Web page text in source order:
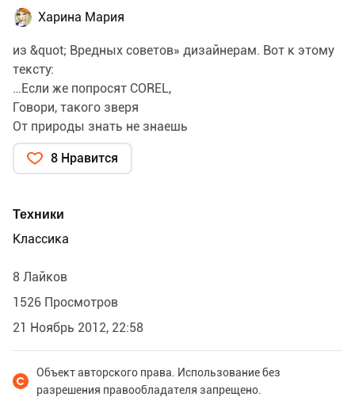
Харина Мария
из &quot; Вредных советов» дизайнерам. Вот к этому
тексту:
…Если же попросят COREL,
Говори, такого зверя
От природы знать не знаешь
И не видел никогда!!!
8 Нравится
Техники
Классика
8 Лайков
1526 Просмотров
21 Ноябрь 2012, 22:58
Объект авторского права. Использование без
разрешения правообладателя запрещено.